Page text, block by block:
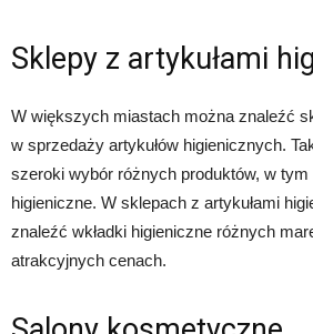
Sklepy z artykułami
W większych miastach można znaleźć
w sprzedaży artykułów higienicznych.
szeroki wybór różnych produktów, w tym
higieniczne. W sklepach z artykułami
znaleźć wkładki higieniczne różnych
atrakcyjnych cenach.